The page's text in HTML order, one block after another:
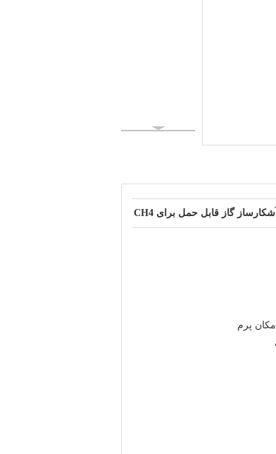
آشکارساز گاز قابل حمل برای CH4